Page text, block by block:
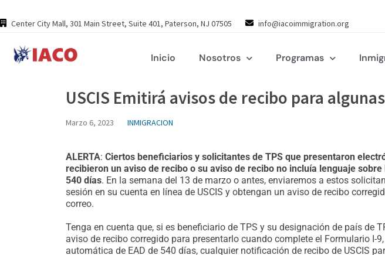
to
content
Center City Mall, 301 Main Street, Suite 401, Paterson, NJ 07505 info@iacoimmigration.org
Inicio Nosotros Programas
USCIS Emitirá avisos de recibo para
Marzo 6, 2023 INMIGRACION
ALERTA: Ciertos beneficiarios y solicitantes de TPS que presentaron
recibieron un aviso de recibo o su aviso de recibo no incluía lenguaje
540 días. En la semana del 13 de marzo o antes, enviaremos a estos
sesión en su cuenta en línea de USCIS y obtengan un aviso de recibo
correo.
Tenga en cuenta que, si es beneficiario de TPS y su designación de país de
aviso de recibo corregido para presentarlo cuando complete el Formulario
automática de EAD de 540 días, cualquier notificación de recibo de USCIS